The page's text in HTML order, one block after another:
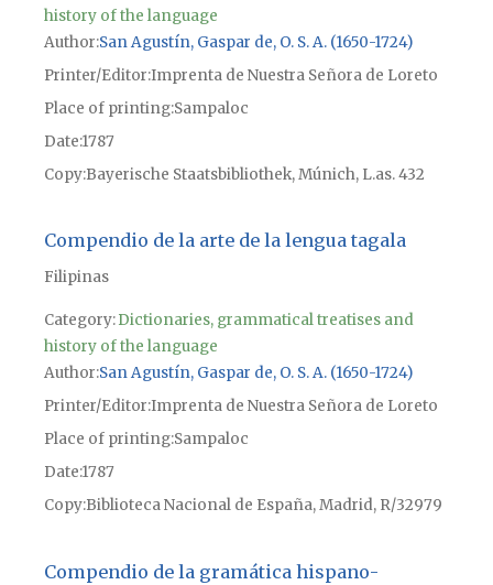
history of the language
Author San Agustín, Gaspar de, O. S. A. (1650-1724)
Printer/Editor Imprenta de Nuestra Señora de Loreto
Place of printingSampaloc
Date1787
CopyBayerische Staatsbibliothek, Múnich, L.as. 432
Compendio de la arte de la lengua tagala
Filipinas
Category:Dictionaries, grammatical treatises and
history of the language
Author San Agustín, Gaspar de, O. S. A. (1650-1724)
Printer/Editor Imprenta de Nuestra Señora de Loreto
Place of printingSampaloc
Date1787
CopyBiblioteca Nacional de España, Madrid, R/32979
Compendio de la gramática hispano-